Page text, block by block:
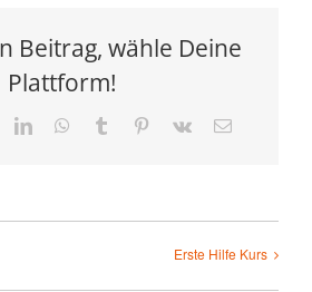
Beitrag, wähle Deine
Plattform!
LinkedInWhatsApp
Tumblr Pinterest
Vk
E-
Erste Hilfe Kurs